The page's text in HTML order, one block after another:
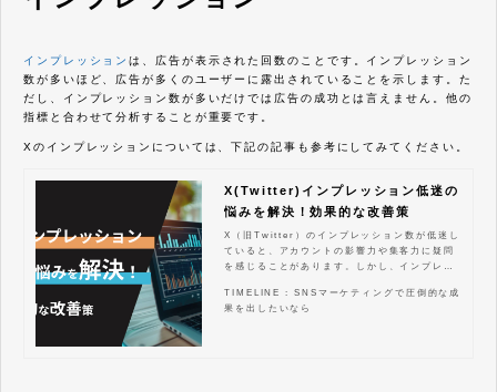
インプレッションは、広告が表示された回数のことです。インプレッション
数が多いほど、広告が多くのユーザーに露出されていることを示します。た
だし、インプレッション数が多いだけでは広告の成功とは言えません。他の
指標と合わせて分析することが重要です。
Xのインプレッションについては、下記の記事も参考にしてみてください。
X(Twitter)インプレッション低迷の
悩みを解決！効果的な改善策
X（旧Twitter）のインプレッション数が低迷し
ていると、アカウントの影響力や集客力に疑問
を感じることがあります。しかし、インプレッ
定し、適切な改善策を講じることで状況を打破
することが可能です。本記事では、X（Twitte
TIMELINE : SNSマーケティングで圧倒的な成
果を出したいなら